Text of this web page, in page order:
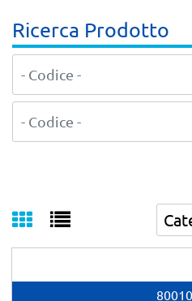
Ricerca Prodotto